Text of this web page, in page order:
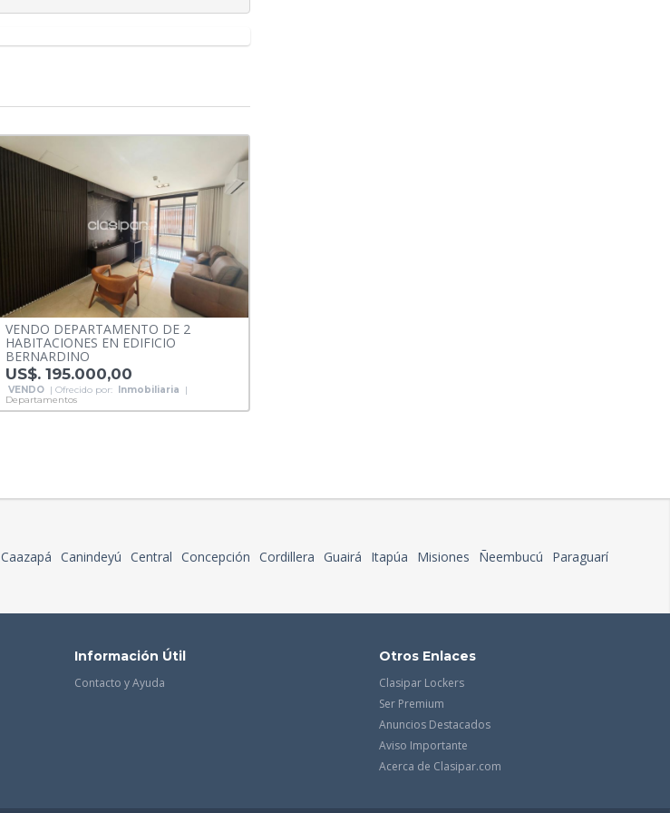
VENDO DEPARTAMENTO DE 2
HABITACIONES EN EDIFICIO
BERNARDINO
US$. 195.000,00
VENDO | Ofrecido por: Inmobiliaria
|
Departamentos
Caazapá Canindeyú Central Concepción Cordillera Guairá Itapúa Misiones Ñeembucú
Paraguarí
Información Útil
Contacto y Ayuda
Otros Enlaces
Clasipar Lockers
Ser Premium
Anuncios Destacados
Aviso Importante
Acerca de Clasipar.com